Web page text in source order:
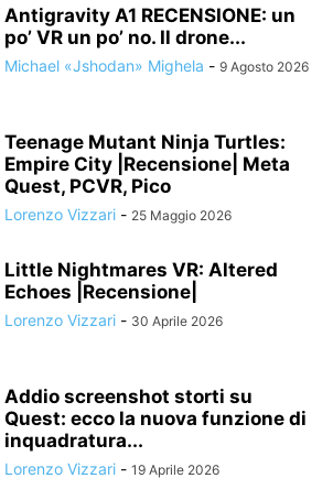
Antigravity A1 RECENSIONE: un
po’ VR un po’ no. Il drone...
Michael «Jshodan» Mighela - 9 Agosto 2026
Teenage Mutant Ninja Turtles:
Empire City |Recensione| Meta
Quest, PCVR, Pico
Lorenzo Vizzari - 25 Maggio 2026
Little Nightmares VR: Altered
Echoes |Recensione|
Lorenzo Vizzari - 30 Aprile 2026
Addio screenshot storti su
Quest: ecco la nuova funzione di
inquadratura...
Lorenzo Vizzari - 19 Aprile 2026